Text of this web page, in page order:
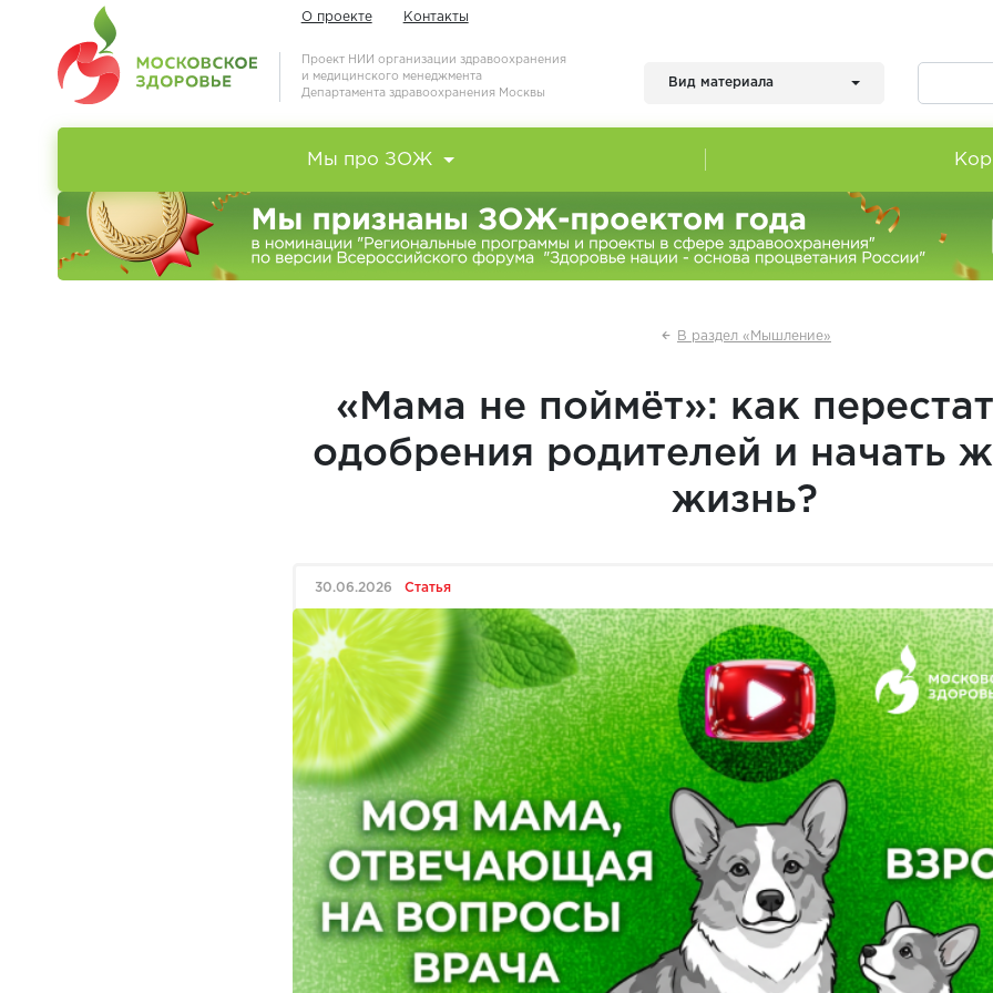
Проект НИИ организации здравоохранения
и медицинского менеджмента
Департамента здравоохранения Москвы
О проекте Контакты
Вид материала
Мы про ЗОЖ
В раздел «Мышление»
«Мама не поймёт»: как
одобрения родителей и начать
жизнь?
30.06.2026 Статья